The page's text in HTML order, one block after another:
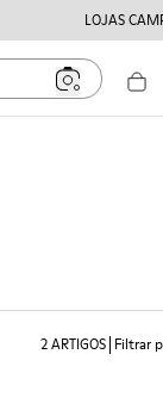
LOJAS
2ARTIGOS Filtrar